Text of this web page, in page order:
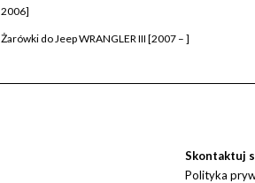
2006]
Żarówki do Jeep WRANGLER III [2007 – ]
Skontaktuj
Polityka